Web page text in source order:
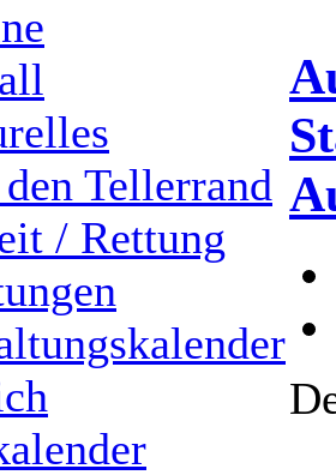
Tellerrand
/ Rettung